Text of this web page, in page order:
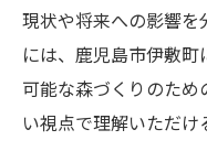
現状や将来への影響を
には、鹿児島市伊敷
可能な森づくりのた
い視点で理解いただけ